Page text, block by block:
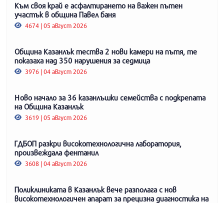
Към своя край е асфалтирането на важен пътен
участък в община Павел баня
4674 | 05 август 2026
Община Казанлък тества 2 нови камери на пътя, те
показаха над 350 нарушения за седмица
3976 | 04 август 2026
Ново начало за 36 казанлъшки семейства с подкрепата
на Община Казанлък
3619 | 05 август 2026
ГДБОП разкри високотехнологична лаборатория,
произвеждала фентанил
3608 | 04 август 2026
Поликлиниката в Казанлък вече разполага с нов
високотехнологичен апарат за прецизна диагностика на